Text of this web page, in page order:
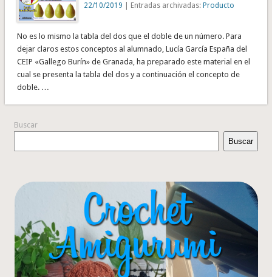
22/10/2019 | Entradas archivadas:Producto
No es lo mismo la tabla del dos que el doble de un número. Para
dejar claros estos conceptos al alumnado, Lucía García España del
CEIP «Gallego Burín» de Granada, ha preparado este material en el
cual se presenta la tabla del dos y a continuación el concepto de
doble. …
Buscar
Buscar